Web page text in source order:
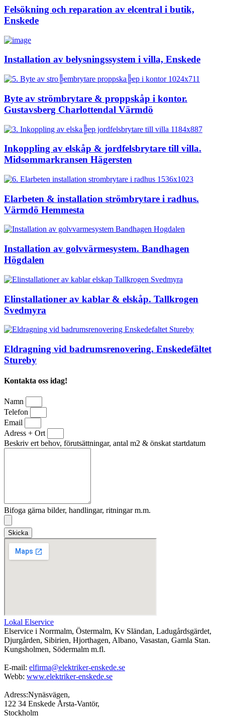
Felsökning och reparation av elcentral i butik,
Enskede
Installation av belysningssystem i villa, Enskede
Byte av strömbrytare & proppskåp i kontor.
Gustavsberg Charlottendal Värmdö
Inkoppling av elskåp & jordfelsbrytare till villa.
Midsommarkransen Hägersten
Elarbeten & installation strömbrytare i radhus.
Värmdö Hemmesta
Installation av golvvärmesystem. Bandhagen
Högdalen
Elinstallationer av kablar & elskåp. Tallkrogen
Svedmyra
Eldragning vid badrumsrenovering. Enskedefältet
Stureby
Kontakta oss idag!
Namn
Telefon
Email
Adress + Ort
Beskriv ert behov, förutsättningar, antal m2 & önskat startdatum
Bifoga gärna bilder, handlingar, ritningar m.m.
Skicka
Lokal Elservice
Elservice i Norrmalm, Östermalm, Kv Sländan, Ladugårdsgärdet,
Djurgården, Sibirien, Hjorthagen, Albano, Vasastan, Gamla Stan.
Kungsholmen, Södermalm m.fl.
E-mail: elfirma@elektriker-enskede.se
Webb: www.elektriker-enskede.se
Adress:Nynäsvägen,
122 34 Enskede Årsta-Vantör,
Stockholm